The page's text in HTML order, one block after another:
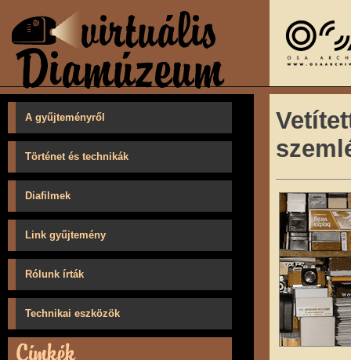
A gyűjteményről
Történet és technikák
Diafilmek
Link gyűjtemény
Rólunk írták
Technikai eszközök